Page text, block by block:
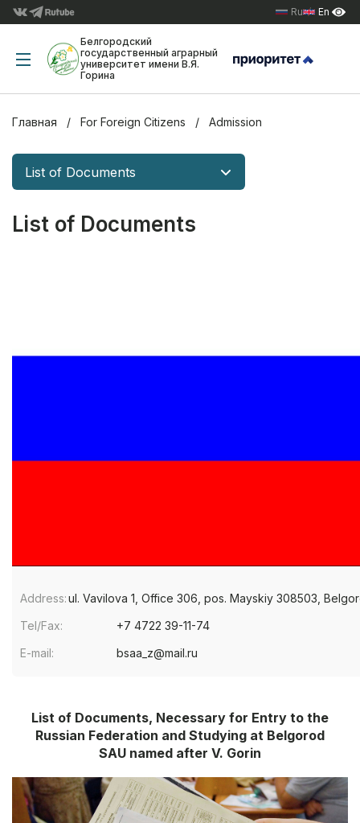
Ru En
Белгородский
государственный аграрный
университет имени В.Я.
Горина
Главная For Foreign Citizens Admission
List of Documents
List of Documents
Address:ul. Vavilova 1, Office 306, pos. Mayskiy 308503,
Tel/Fax:
+7 4722 39-11-74
E-mail:
bsaa_z@mail.ru
List of Documents, Necessary for Entry to the
Russian Federation and Studying at Belgorod
SAU named after V. Gorin